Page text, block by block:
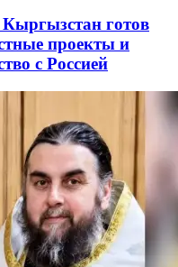
готов
проекты и
с Россией